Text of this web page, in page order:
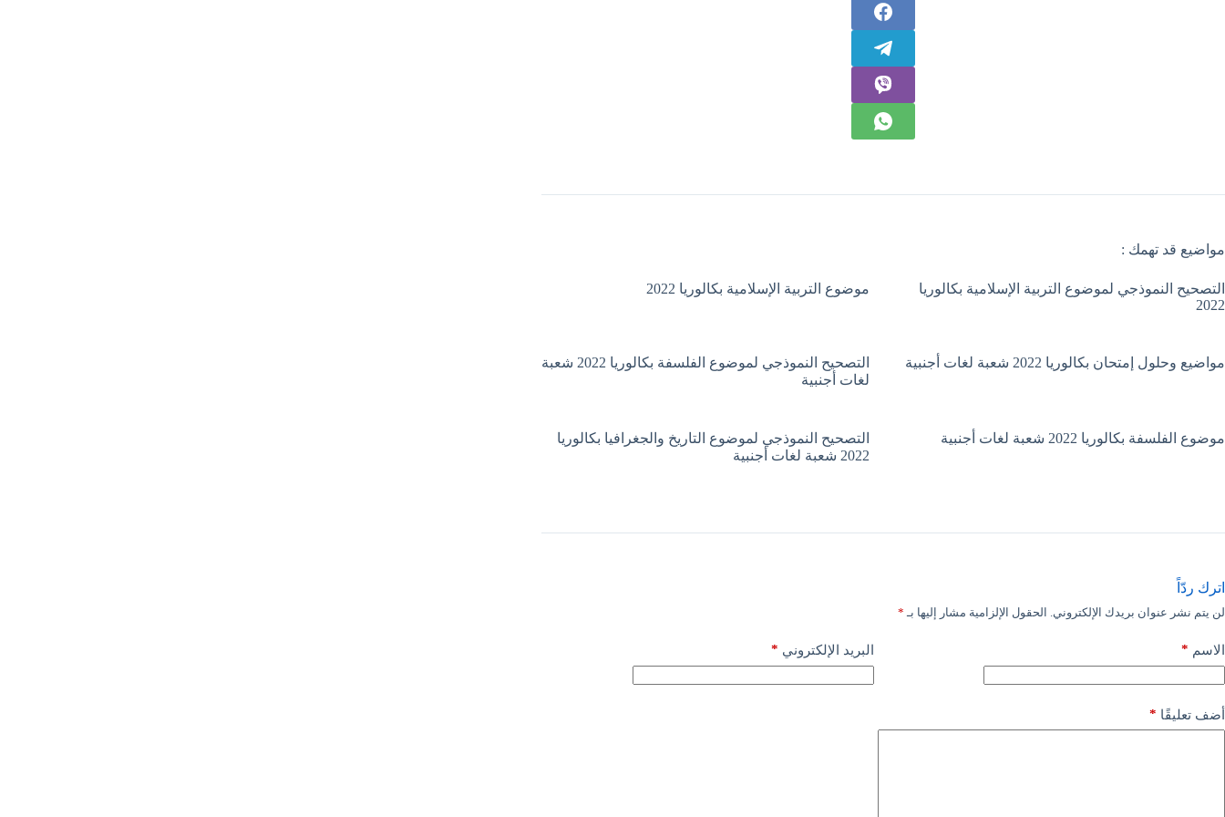
مواضيع قد تهمك :
التصحيح النموذجي لموضوع التربية الإسلامية بكالوريا
2022
موضوع التربية الإسلامية بكالوريا 2022
مواضيع وحلول إمتحان بكالوريا 2022 شعبة لغات أجنبية
التصحيح النموذجي لموضوع الفلسفة بكالوريا 2022 شعبة
لغات أجنبية
موضوع الفلسفة بكالوريا 2022 شعبة لغات أجنبية
التصحيح النموذجي لموضوع التاريخ والجغرافيا بكالوريا
2022 شعبة لغات أجنبية
اترك ردّاً
لن يتم نشر عنوان بريدك الإلكتروني. الحقول الإلزامية مشار إليها بـ *
الاسم * البريد الإلكتروني *
أضف تعليقًا *